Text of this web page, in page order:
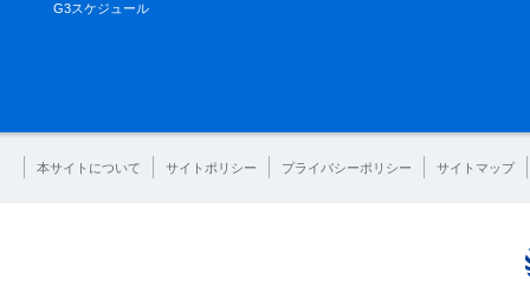
G3スケジュール
本サイトについて サイトポリシー プライバシーポリシー サイトマップ